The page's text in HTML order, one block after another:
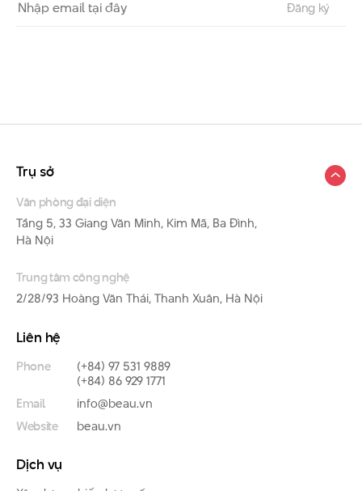
Trụ sở
Văn phòng đại diện
Tầng 5, 33 Giang Văn Minh, Kim Mã, Ba Đình,
Hà Nội
Trung tâm công nghệ
2/28/93 Hoàng Văn Thái, Thanh Xuân, Hà Nội
Liên hệ
Phone
(+84) 97 531 9889
(+84) 86 929 1771
Email
info@beau.vn
Website
beau.vn
Dịch vụ